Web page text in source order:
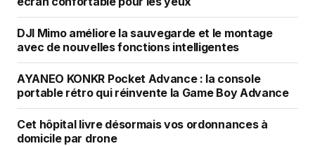
DJI Mimo améliore la sauvegarde et le montage
avec de nouvelles fonctions intelligentes
AYANEO KONKR Pocket Advance : la console
portable rétro qui réinvente la Game Boy Advance
Cet hôpital livre désormais vos ordonnances à
domicile par drone